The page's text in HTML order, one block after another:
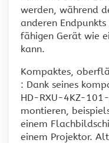
werden, während
anderen
fähigen Gerät wie
kann.
Kompaktes,
: Dank seines
HD-RXU-4KZ-
montieren,
einem
einem Projektor.